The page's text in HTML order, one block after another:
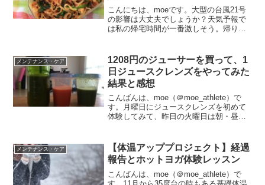
こんにちは、moeです。大型の台風21号
の影響は大丈夫でしょうか？天気予報で
は私の帰宅時間が一番激しそう。帰りが
ート弁当9月初めてのアスリート弁当で
す。週末に実家...
メンテナンス・ケア
1208円のジューサーを買って、1
日ジュースクレンズをやってみた
結果と感想
こんばんは、moe（＠moe_athlete）で
す。月曜日にジュースクレンズを初めて
体験してみて、昨日の火曜日は朝・昼は
告をします。体重と体脂肪率の変化【体
重＆体脂肪率...
メンテナンス・ケア
【体温アッププロジェクト】経過
報告とホットヨガ体験レッスン
こんばんは、moe（＠moe_athlete）で